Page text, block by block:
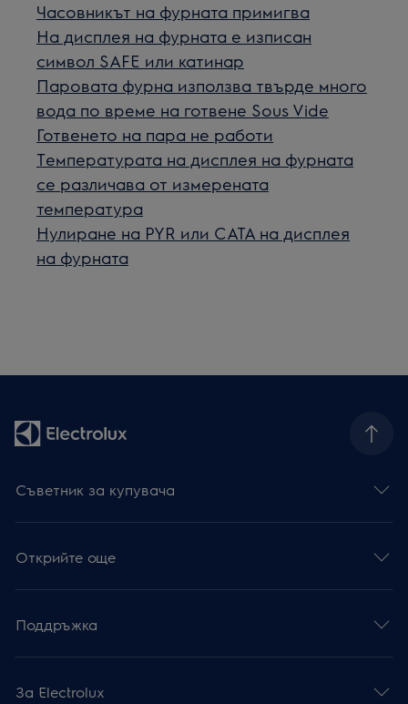
Часовникът на фурната примигва
На дисплея на фурната е изписан
символ SAFE или катинар
Паровата фурна използва твърде много
вода по време на готвене Sous Vide
Готвенето на пара не работи
Температурата на дисплея на фурната
се различава от измерената
температура
Нулиране на PYR или CATA на дисплея
на фурната
Съветник за купувача
Открийте още
Поддръжка
За Electrolux